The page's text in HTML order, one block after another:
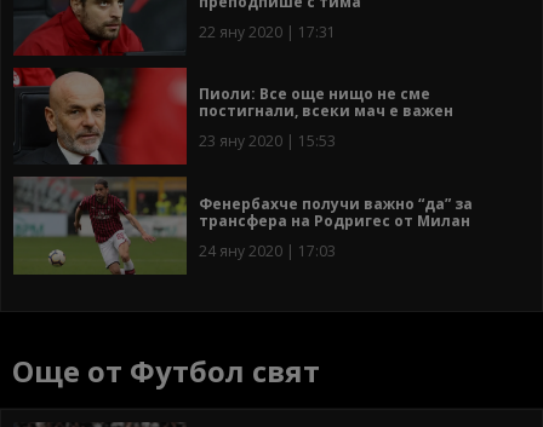
22 яну 2020 | 17:31
Пиоли: Все още нищо не сме
постигнали, всеки мач е важен
23 яну 2020 | 15:53
Фенербахче получи важно “да” за
трансфера на Родригес от Милан
24 яну 2020 | 17:03
Още от Футбол свят